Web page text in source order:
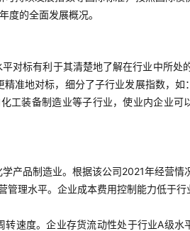
度的全面发展概况。
对标有利于其清楚地了解在行业中所处
准地对标，细分了子行业发展指数，如
工装备制造业等子行业，使业内企业可
品制造业。根据该公司2021年经营情
理水平。企业成本费用控制能力低于
速度。企业存货流动性处于行业A级水